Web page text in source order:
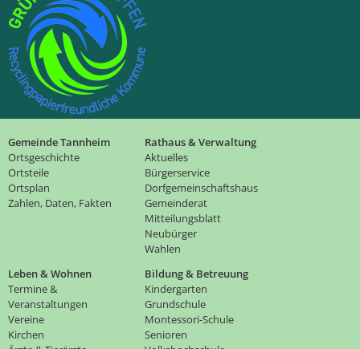
Gemeinde Tannheim
Ortsgeschichte
Ortsteile
Ortsplan
Zahlen, Daten, Fakten
Rathaus & Verwaltung
Aktuelles
Bürgerservice
Dorfgemeinschaftshaus
Gemeinderat
Mitteilungsblatt
Neubürger
Wahlen
Leben & Wohnen
Termine &
Veranstaltungen
Vereine
Kirchen
Bildung & Betreuung
Kindergarten
Grundschule
Montessori-Schule
Senioren